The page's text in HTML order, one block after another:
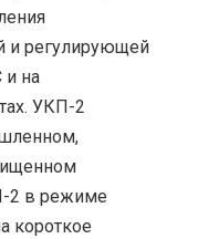
и регулирующей
на
УКП-2
2 в режиме
короткое